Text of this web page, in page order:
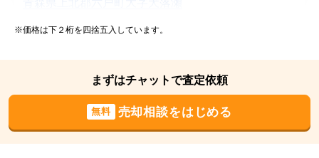
状態: 更地
万円
青森県三沢市美野原三丁目
※価格は下２桁を四捨五入しています。
まずはチャットで査定依頼
無料 売却相談をはじめる